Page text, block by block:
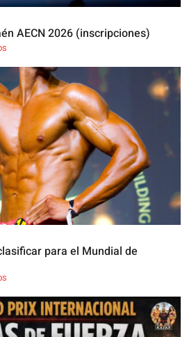
AECN 2026 (inscripciones)
para el Mundial de